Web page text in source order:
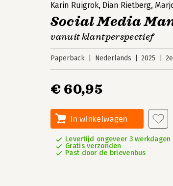
Karin Ruigrok, Dian Rietberg,
Social Media
vanuit klantperspectief
Paperback Nederlands 2025
€ 60,95
In winkelwagen
Levertijd ongeveer 3 werkdagen
Gratis verzonden
Past door de brievenbus